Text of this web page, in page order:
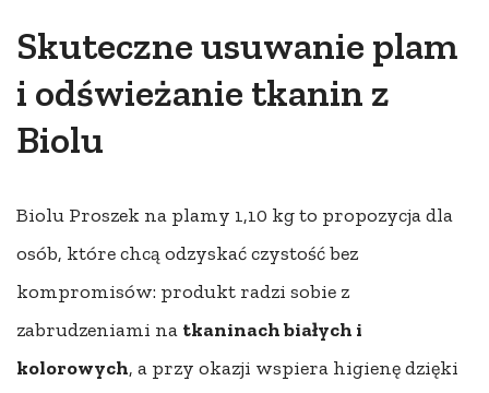
Skuteczne usuwanie plam
i odświeżanie tkanin z
Biolu
Biolu Proszek na plamy 1,10 kg to propozycja dla
osób, które chcą odzyskać czystość bez
kompromisów: produkt radzi sobie z
zabrudzeniami na tkaninach białych i
kolorowych, a przy okazji wspiera higienę dzięki